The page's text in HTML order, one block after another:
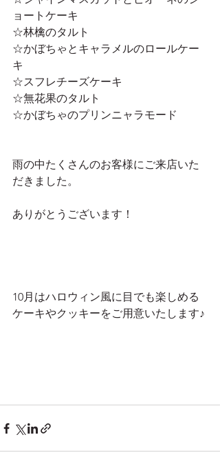
ョートケーキ
☆林檎のタルト
☆かぼちゃとキャラメルのロールケー
キ
☆スフレチーズケーキ
☆無花果のタルト
☆かぼちゃのプリンニャラモード
雨の中たくさんのお客様にご来店いた
だきました。
ありがとうございます！
10月はハロウィン風に目でも楽しめる
ケーキやクッキーをご用意いたします♪